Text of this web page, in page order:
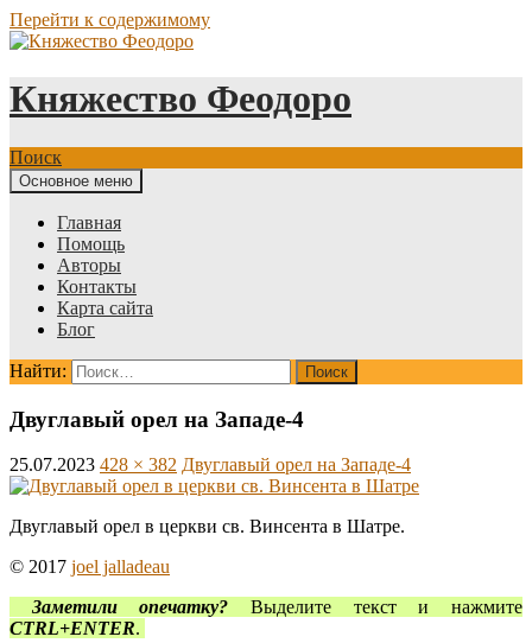
Перейти к содержимому
Княжество Феодоро
Поиск
Основное меню
Главная
Помощь
Авторы
Контакты
Карта сайта
Блог
Найти:
Двуглавый орел на Западе-4
25.07.2023 428 × 382 Двуглавый орел на Западе-4
Двуглавый орел в церкви св. Винсента в Шатре.
© 2017 joel jalladeau
Заметили опечатку? Выделите текст и нажмите
CTRL+ENTER.